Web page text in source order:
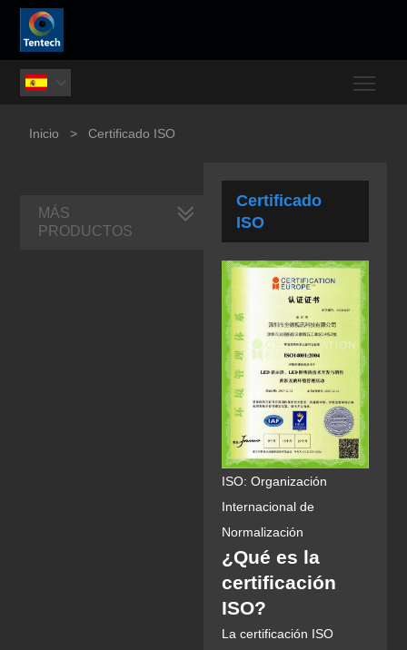

Inicio > Certificado ISO
Certificado
ISO
ISO: Organización
Internacional de
Normalización
¿Qué es la
certificación
ISO?
La certificación ISO
MÁS
PRODUCTOS